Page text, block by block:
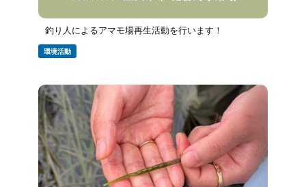
釣り人によるアマモ場再生活動を行います！
環境活動